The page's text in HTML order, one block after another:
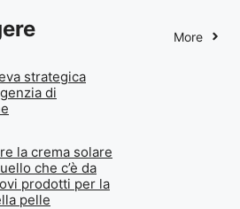
More
strategica
di
la crema solare
che c’è da
prodotti per la
pelle